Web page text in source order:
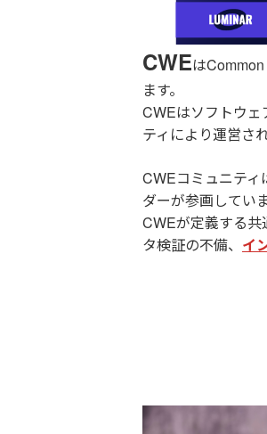
CWEは
ます。
CWEはソフトウェ
ティにより運営さ
CWEコミュニテ
ダーが参画していま
CWEが定義する共
タ検証の不備、 イ